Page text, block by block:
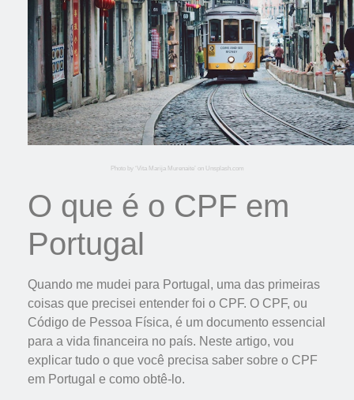
Photo by ‘Vita Marija Murenaite’ on Unsplash.com
O que é o CPF em
Portugal
Quando me mudei para Portugal, uma das primeiras
coisas que precisei entender foi o CPF. O CPF, ou
Código de Pessoa Física, é um documento essencial
para a vida financeira no país. Neste artigo, vou
explicar tudo o que você precisa saber sobre o CPF
em Portugal e como obtê-lo.